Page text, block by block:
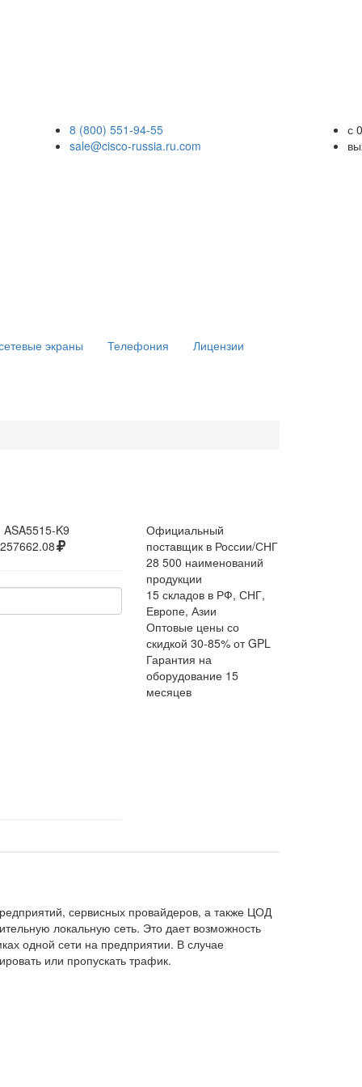
8 (800) 551-94-55
sale@cisco-russia.ru.com
с
экраны Телефония Лицензии
ASA5515-K9
257662.08
Официальный
поставщик в России/СНГ
28 500 наименований
продукции
15 складов в РФ, СНГ,
Европе, Азии
Оптовые цены со
скидкой 30-85% от GPL
Гарантия на
оборудование 15
месяцев
сервисных провайдеров, а также ЦОД
локальную сеть. Это дает возможность
одной сети на предприятии. В случае
или пропускать трафик.